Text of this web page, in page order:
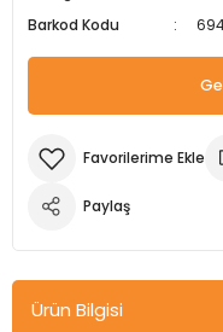
Ürünleri
Barkod Kodu
Paylaş
Ürün Bilgisi